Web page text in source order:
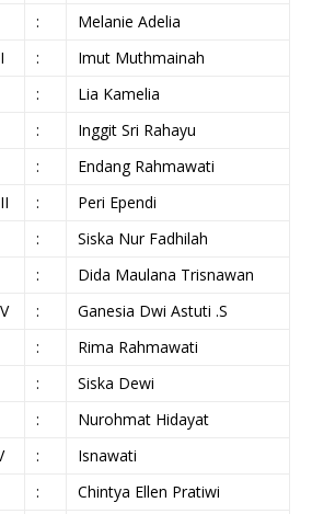
:
Melanie Adelia
:
Imut Muthmainah
:
Lia Kamelia
:
Inggit Sri Rahayu
:
Endang Rahmawati
:
Peri Ependi
:
Siska Nur Fadhilah
:
Dida Maulana Trisnawan
:
Ganesia Dwi Astuti .S
:
Rima Rahmawati
:
Siska Dewi
:
Nurohmat Hidayat
:
Isnawati
:
Chintya Ellen Pratiwi